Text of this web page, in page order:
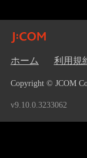
ホーム 利用規
Copyright © JCOM
v9.10.0.3233062